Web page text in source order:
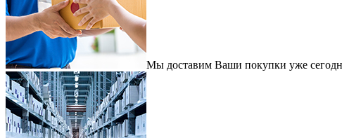
Мы доставим Ваши покупки уже